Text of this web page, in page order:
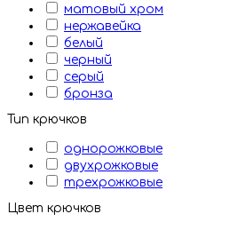
матовый хром
нержавейка
белый
черный
серый
бронза
Тип крючков
однорожковые
двухрожковые
трехрожковые
Цвет крючков